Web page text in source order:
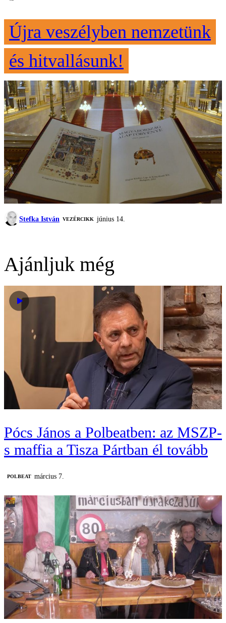
Újra veszélyben nemzetünk
és hitvallásunk!
Stefka István VEZÉRCIKK június 14.
Ajánljuk még
Pócs János a Polbeatben: az MSZP-
s maffia a Tisza Pártban él tovább
‎POLBEAT március 7.